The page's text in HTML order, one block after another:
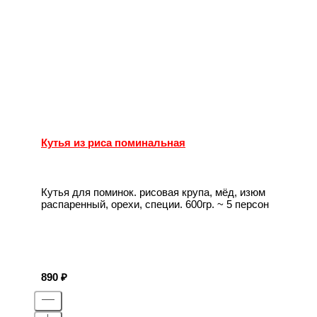
Кутья из риса поминальная
Кутья для поминок. рисовая крупа, мёд, изюм
распаренный, орехи, специи. 600гр. ~ 5 персон
890